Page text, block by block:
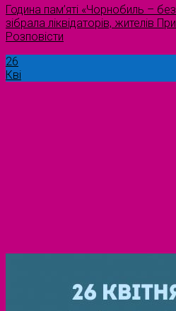
Година пам’яті «Чорнобиль –
зібрала ліквідаторів, жителів
Розповісти
26
Кві